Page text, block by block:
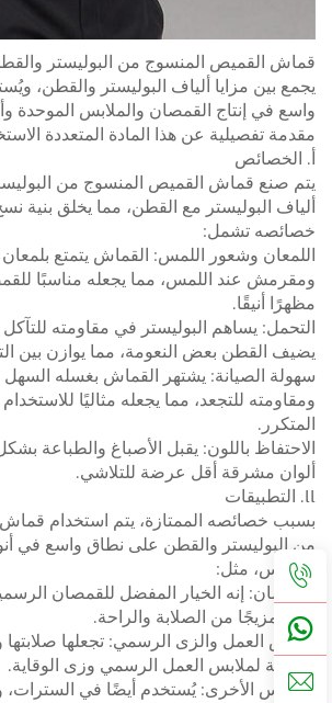
قماش القميص المنسوج من البوليستر
يجمع بين مزايا ألياف البوليستر والقطن،
واسع في إنتاج القمصان والملابس الموحدة
مقدمة تفصيلية عن هذا المادة المتعددة
أ. الخصائص
يتم صنع قماش القميص المنسوج من
ألياف البوليستر مع القطن، مما يخلق بنية
خصائصه تشمل:
اللمعان وشعور اللمس: القماش يتمتع
ومقرمش عند اللمس، مما يجعله مناسبًا
مظهرًا أنيقًا.
التحمل: يساهم البوليستر في مقاومته للتآكل
يضيف القطن بعض النعومة، مما يوازن بين
سهولة الصيانة: يشتهر القماش بغسله السهل
ومقاومته للتجعد، مما يجعله مثاليًا
المتكرر.
الاحتفاظ باللون: يقبل الأصباغ والطباعة
ألوان مشرقة أقل عرضة للتلاشي.
II. التطبيقات
بسبب خصائصه الممتازة، يتم استخدام
من البوليستر والقطن على نطاق واسع في
الملابس، مثل:
القمصان: إنه الخيار المفضل للقمصان
يقدم مزيجًا من الصلابة والراحة.
ملابس العمل والزى الرسمي: تجعلها صلابتها
مناسبة لملابس العمل الرسمي وزى الوقاية.
الملابس الأخرى: يُستخدم أيضًا في السترات،